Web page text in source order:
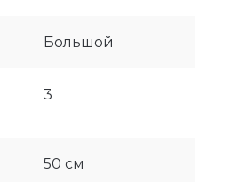
Большой
3
50 см